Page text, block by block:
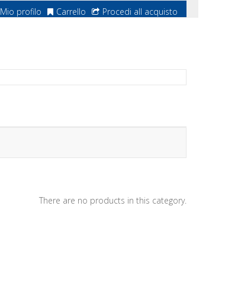
Mio profilo Carrello Procedi all acquisto
There are no products in this category.